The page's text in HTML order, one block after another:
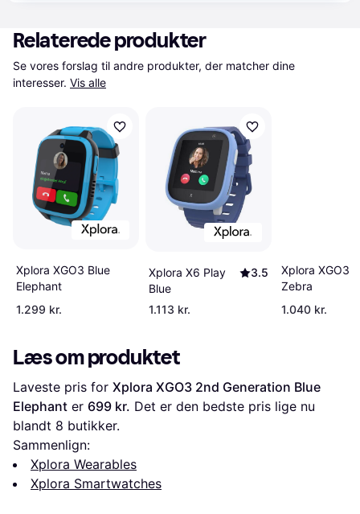
Relaterede produkter
Se vores forslag til andre produkter, der matcher dine
interesser. Vis alle
Xplora XGO3 Blue
Elephant
1.299 kr.
Xplora X6 Play
Blue
3.5
1.113 kr.
Xplora XGO3
Zebra
1.040 kr.
Læs om produktet
Laveste pris for Xplora XGO3 2nd Generation Blue
Elephant er 699 kr. Det er den bedste pris lige nu
blandt 8 butikker.
Sammenlign:
Xplora Wearables
Xplora Smartwatches